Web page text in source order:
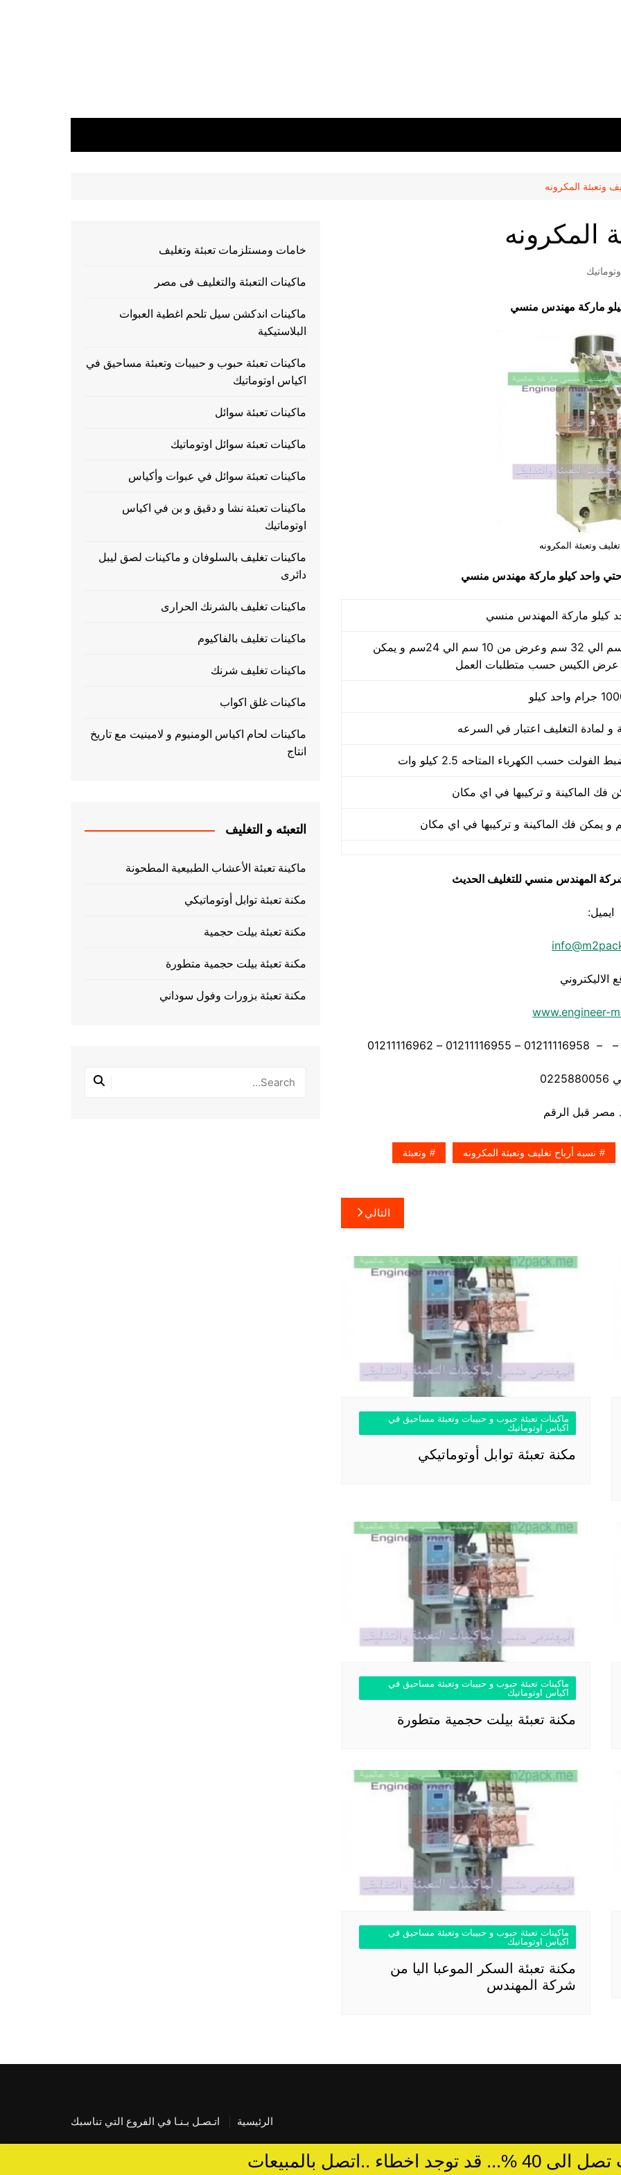
وتعبئة المكرونه
المكرونه
وتعبئة المكرونه
طول الكيس من 10 سم الي 32 سم وعرض من 10 سم الي 24سم و يمكن
عرض الكيس حسب متطلبات العمل
شركة المهندس منسي للتغليف الحديث
ايميل:
الاليكتروني
www.engineer-
نسبة أرباح تغليف وتعبئة المكرونه وتعبئة
التالي
ماكينات تعبئة حبوب و حبيبات وتعبئة مساحيق في
اكياس اوتوماتيك
مكنة تعبئة توابل أوتوماتيكي
ماكينات تعبئة حبوب و حبيبات وتعبئة مساحيق في
اكياس اوتوماتيك
مكنة تعبئة بيلت حجمية متطورة
ماكينات تعبئة حبوب و حبيبات وتعبئة مساحيق في
اكياس اوتوماتيك
مكنة تعبئة السكر الموعبا اليا من
شركة المهندس
خامات ومستلزمات تعبئة وتغليف
ماكينات التعبئة والتغليف فى مصر
ماكينات اندكشن سيل تلحم اغطية العبوات
البلاستيكية
ماكينات تعبئة حبوب و حبيبات وتعبئة مساحيق في
اكياس اوتوماتيك
ماكينات تعبئة سوائل
ماكينات تعبئة سوائل اوتوماتيك
ماكينات تعبئة سوائل في عبوات وأكياس
ماكينات تعبئة نشا و دقيق و بن في اكياس
اوتوماتيك
ماكينات تغليف بالسلوفان و ماكينات لصق ليبل
دائرى
ماكينات تغليف بالشرنك الحرارى
ماكينات تغليف بالفاكيوم
ماكينات تغليف شرنك
ماكينات غلق اكواب
ماكينات لحام اكياس الومنيوم و لامينيت مع تاريخ
انتاج
التعبئه و التغليف
ماكينة تعبئة الأعشاب الطبيعية المطحونة
مكنة تعبئة توابل أوتوماتيكي
مكنة تعبئة بيلت حجمية
مكنة تعبئة بيلت حجمية متطورة
مكنة تعبئة بزورات وفول سوداني
الرئيسية اتـصـل بـنـا في الفروع التي تناسبك
اخطاء ..اتصل بالمبيعات